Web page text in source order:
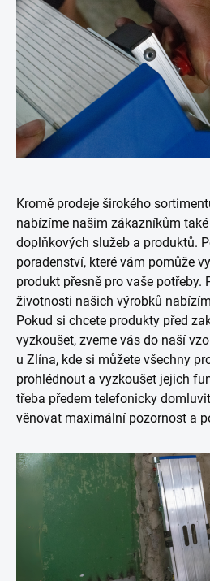
Kromě prodeje širokého
nabízíme našim zákazníkům
doplňkových služeb a produktů.
poradenství, které vám pomůže
produkt přesně pro vaše potřeby.
životnosti našich výrobků
Pokud si chcete produkty před
vyzkoušet, zveme vás do naší
u Zlína, kde si můžete všechny
prohlédnout a vyzkoušet jejich
třeba předem telefonicky
věnovat maximální pozornost a